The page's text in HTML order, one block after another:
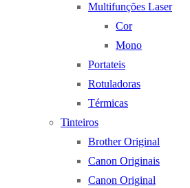
Multifunções Laser
Cor
Mono
Portateis
Rotuladoras
Térmicas
Tinteiros
Brother Original
Canon Originais
Canon Original